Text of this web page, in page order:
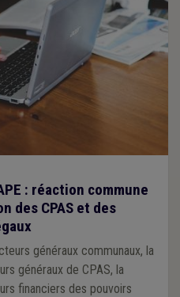
: réaction commune
des CPAS et des
généraux communaux, la
généraux de CPAS, la
financiers des pouvoirs